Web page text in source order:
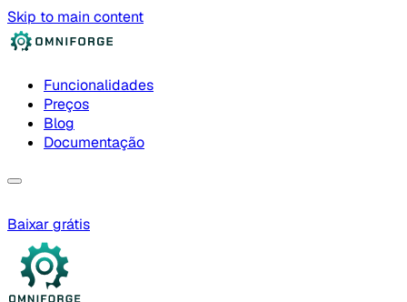
Skip to main content
Funcionalidades
Preços
Blog
Documentação
Baixar grátis